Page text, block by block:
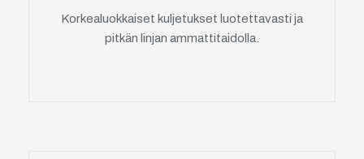
Korkealuokkaiset kuljetukset luotettavasti ja
pitkän linjan ammattitaidolla.